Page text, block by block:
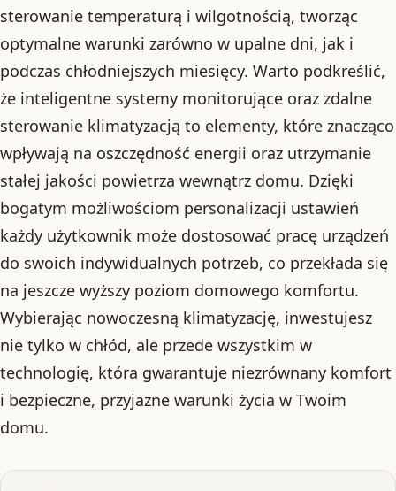
sterowanie temperaturą i wilgotnością, tworząc
optymalne warunki zarówno w upalne dni, jak i
podczas chłodniejszych miesięcy. Warto podkreślić,
że inteligentne systemy monitorujące oraz zdalne
sterowanie klimatyzacją to elementy, które znacząco
wpływają na oszczędność energii oraz utrzymanie
stałej jakości powietrza wewnątrz domu. Dzięki
bogatym możliwościom personalizacji ustawień
każdy użytkownik może dostosować pracę urządzeń
do swoich indywidualnych potrzeb, co przekłada się
na jeszcze wyższy poziom domowego komfortu.
Wybierając nowoczesną klimatyzację, inwestujesz
nie tylko w chłód, ale przede wszystkim w
technologię, która gwarantuje niezrównany komfort
i bezpieczne, przyjazne warunki życia w Twoim
domu.